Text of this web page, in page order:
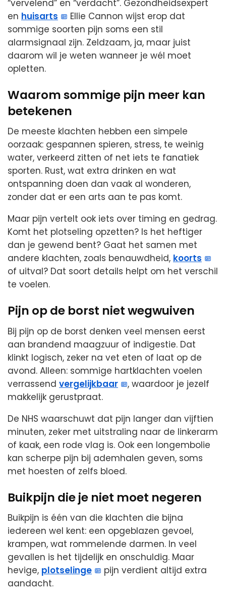
“vervelend” en “verdacht”. Gezondheidsexpert
en huisarts
Ellie Cannon wijst erop dat
sommige soorten pijn soms een stil
alarmsignaal zijn. Zeldzaam, ja, maar juist
daarom wil je weten wanneer je wél moet
opletten.
Waarom sommige pijn meer kan
betekenen
De meeste klachten hebben een simpele
oorzaak: gespannen spieren, stress, te weinig
water, verkeerd zitten of net iets te fanatiek
sporten. Rust, wat extra drinken en wat
ontspanning doen dan vaak al wonderen,
zonder dat er een arts aan te pas komt.
Maar pijn vertelt ook iets over timing en gedrag.
Komt het plotseling opzetten? Is het heftiger
dan je gewend bent? Gaat het samen met
andere klachten, zoals benauwdheid, koorts
of uitval? Dat soort details helpt om het verschil
te voelen.
Pijn op de borst niet wegwuiven
Bij pijn op de borst denken veel mensen eerst
aan brandend maagzuur of indigestie. Dat
klinkt logisch, zeker na vet eten of laat op de
avond. Alleen: sommige hartklachten voelen
verrassend vergelijkbaar
, waardoor je jezelf
makkelijk gerustpraat.
De NHS waarschuwt dat pijn langer dan vijftien
minuten, zeker met uitstraling naar de linkerarm
of kaak, een rode vlag is. Ook een longembolie
kan scherpe pijn bij ademhalen geven, soms
met hoesten of zelfs bloed.
Buikpijn die je niet moet negeren
Buikpijn is één van die klachten die bijna
iedereen wel kent: een opgeblazen gevoel,
krampen, wat rommelende darmen. In veel
gevallen is het tijdelijk en onschuldig. Maar
hevige, plotselinge
pijn verdient altijd extra
aandacht.